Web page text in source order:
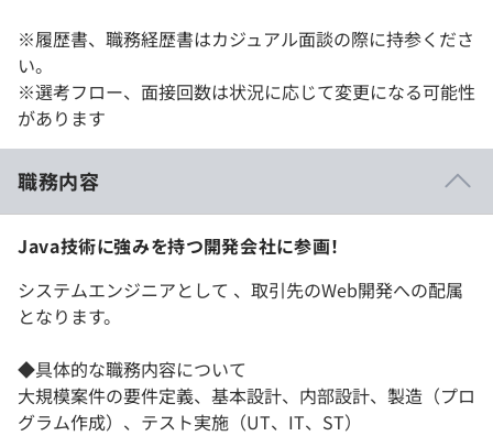
※履歴書、職務経歴書はカジュアル面談の際に持参くださ
い。
※選考フロー、面接回数は状況に応じて変更になる可能性
があります
職務内容
Java技術に強みを持つ開発会社に参画！
システムエンジニアとして 、取引先のWeb開発への配属
となります。
◆具体的な職務内容について
大規模案件の要件定義、基本設計、内部設計、製造（プロ
グラム作成）、テスト実施（UT、IT、ST）